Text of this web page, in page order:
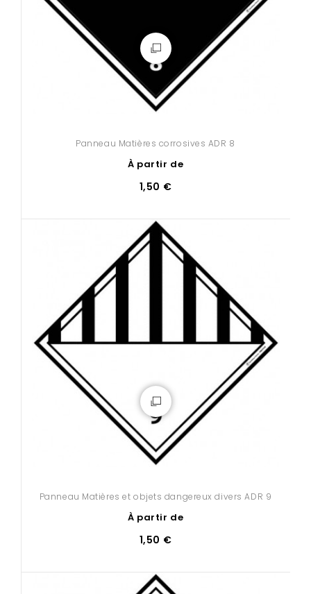
Panneau Matières corrosives ADR 8
À partir de
1,50 €
Panneau Matières et objets dangereux divers ADR 9
À partir de
1,50 €